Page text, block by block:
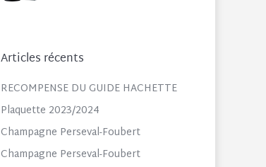
Articles récents
RECOMPENSE DU GUIDE HACHETTE
Plaquette 2023/2024
Champagne Perseval-Foubert
Champagne Perseval-Foubert